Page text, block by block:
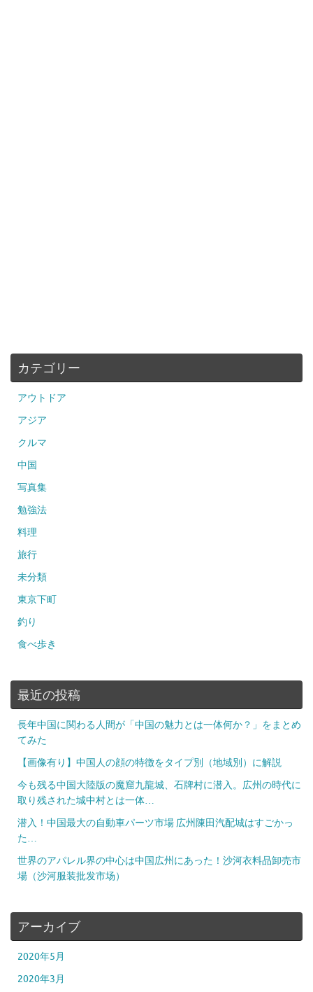
カテゴリー
アウトドア
アジア
クルマ
中国
写真集
勉強法
料理
旅行
未分類
東京下町
釣り
食べ歩き
最近の投稿
長年中国に関わる人間が「中国の魅力とは一体何か？」をまとめ
てみた
【画像有り】中国人の顔の特徴をタイプ別（地域別）に解説
今も残る中国大陸版の魔窟九龍城、石牌村に潜入。広州の時代に
取り残された城中村とは一体…
潜入！中国最大の自動車パーツ市場 広州陳田汽配城はすごかっ
た…
世界のアパレル界の中心は中国広州にあった！沙河衣料品卸売市
場（沙河服装批发市场）
アーカイブ
2020年5月
2020年3月